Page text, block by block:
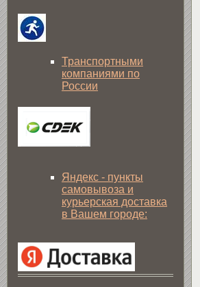
Транспортными
компаниями по
России
Яндекс - пункты
самовывоза и
курьерская доставка
в Вашем городе: